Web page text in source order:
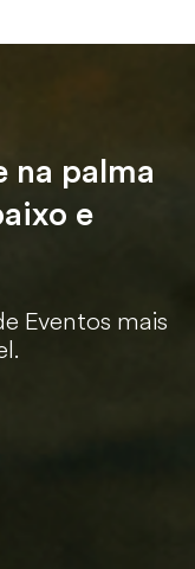
na palma
e
Eventos mais